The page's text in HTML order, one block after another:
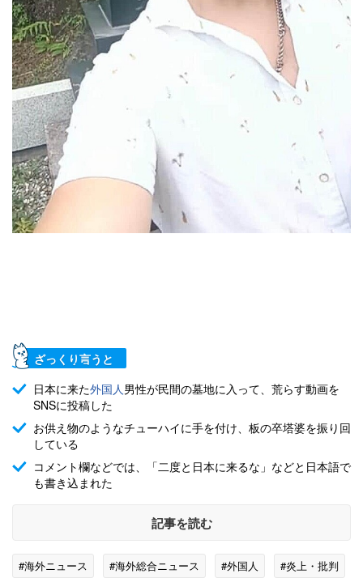
ざっくり言うと
日本に来た外国人男性が民間の墓地に入って、荒らす動画を
SNSに投稿した
お供え物のようなチューハイに手を付け、板の卒塔婆を振り回
している
コメント欄などでは、「二度と日本に来るな」などと日本語で
も書き込まれた
記事を読む
#海外ニュース #海外総合ニュース #外国人
#炎上・批判